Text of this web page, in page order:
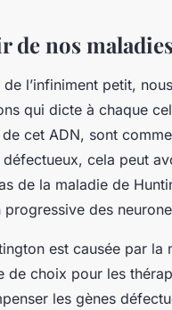
de nos
l’infiniment petit,
qui dicte à chaque
cet ADN, sont
défectueux, cela peut
de la maladie de
des
est causée par la
de choix pour les
les gènes